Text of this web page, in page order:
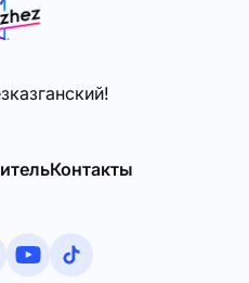
Контакты